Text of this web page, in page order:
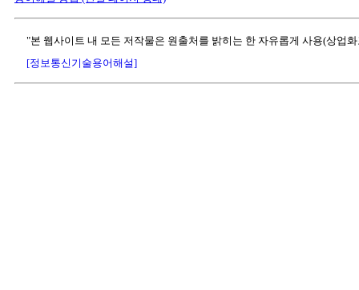
"본 웹사이트 내 모든 저작물은 원출처를 밝히는 한 자유롭게 사용(상업
[정보통신기술용어해설]